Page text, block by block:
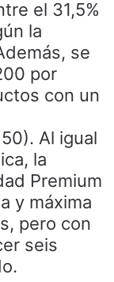
el 31,5%
la
se
por
con un
Al igual
la
Premium
y máxima
pero con
seis